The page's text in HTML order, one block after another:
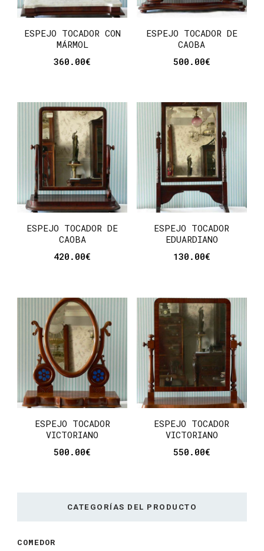
ESPEJO TOCADOR CON
MÁRMOL
360.00€
ESPEJO TOCADOR DE
CAOBA
500.00€
ESPEJO TOCADOR DE
CAOBA
420.00€
ESPEJO TOCADOR
EDUARDIANO
130.00€
ESPEJO TOCADOR
VICTORIANO
500.00€
ESPEJO TOCADOR
VICTORIANO
550.00€
CATEGORÍAS DEL PRODUCTO
COMEDOR